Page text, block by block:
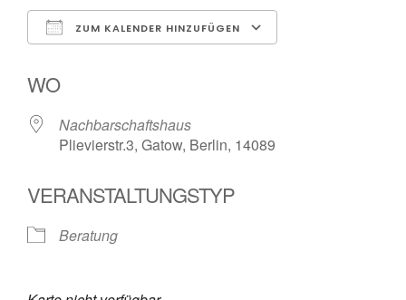
ZUM KALENDER HINZUFÜGEN
WO
Nachbarschaftshaus
Plievierstr.3, Gatow, Berlin, 14089
VERANSTALTUNGSTYP
Beratung